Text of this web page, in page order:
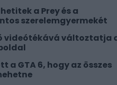
a Prey és a
szerelemgyermekét
videótékává változtatja
a GTA 6, hogy az összes